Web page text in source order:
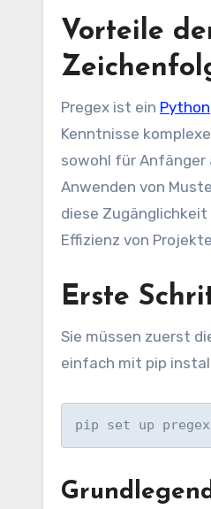
Vorteile
Pregex ist ein Python
Kenntnisse
sowohl für Anfänger
Anwenden von
diese
Effizienz von
Erste
Sie müssen zuerst
einfach mit pip
pip set up pregex